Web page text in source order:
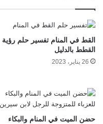
القط في المنام تفسير حلم رؤية
القطط بالدليل
26 يناير، 2023
حضن الميت في المنام والبكاء